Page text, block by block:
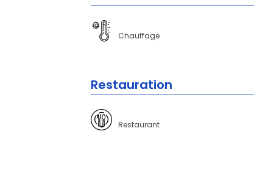
Chauffage
Restauration
Restaurant